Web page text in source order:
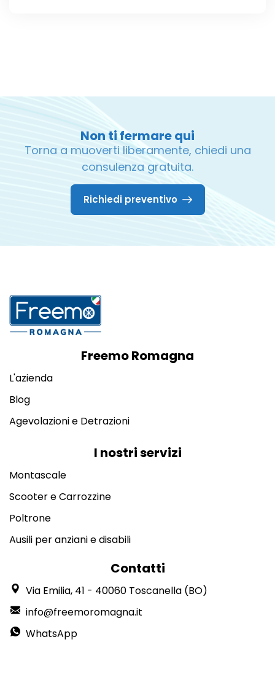
Non ti fermare qui
Torna a muoverti liberamente, chiedi una
consulenza gratuita.
Richiedi preventivo
Freemo Romagna
L'azienda
Blog
Agevolazioni e Detrazioni
I nostri servizi
Montascale
Scooter e Carrozzine
Poltrone
Ausili per anziani e disabili
Contatti
Via Emilia, 41 - 40060 Toscanella (BO)
info@freemoromagna.it
WhatsApp